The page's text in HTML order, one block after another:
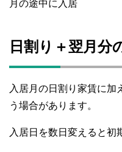
月の途中に入居
日割り＋翌月分
入居月の日割り家賃に加
う場合があります。
入居日を数日変えると初